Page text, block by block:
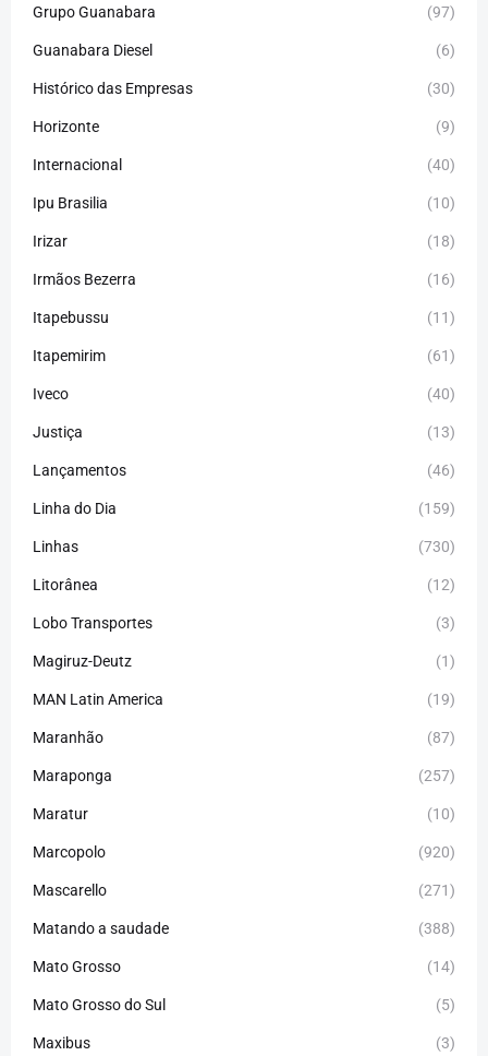
Grupo Guanabara (97)
Guanabara Diesel (6)
Histórico das Empresas (30)
Horizonte (9)
Internacional (40)
Ipu Brasilia (10)
Irizar (18)
Irmãos Bezerra (16)
Itapebussu (11)
Itapemirim (61)
Iveco (40)
Justiça (13)
Lançamentos (46)
Linha do Dia (159)
Linhas (730)
Litorânea (12)
Lobo Transportes (3)
Magiruz-Deutz (1)
MAN Latin America (19)
Maranhão (87)
Maraponga (257)
Maratur (10)
Marcopolo (920)
Mascarello (271)
Matando a saudade (388)
Mato Grosso (14)
Mato Grosso do Sul (5)
Maxibus (3)